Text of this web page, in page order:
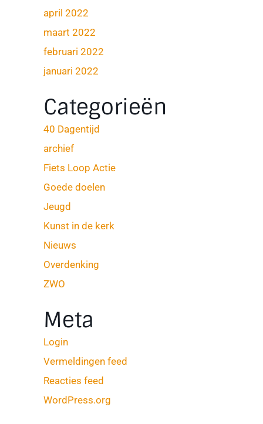
april 2022
maart 2022
februari 2022
januari 2022
Categorieën
40 Dagentijd
archief
Fiets Loop Actie
Goede doelen
Jeugd
Kunst in de kerk
Nieuws
Overdenking
ZWO
Meta
Login
Vermeldingen feed
Reacties feed
WordPress.org